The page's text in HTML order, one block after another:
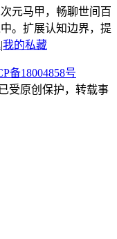
元马甲，畅聊世间百
。扩展认知边界，提
|我的私藏
备18004858号
受原创保护，转载事